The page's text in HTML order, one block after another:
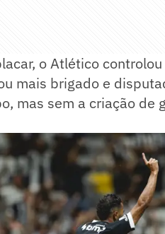
o Atlético
mais brigado e
mas sem a criação de